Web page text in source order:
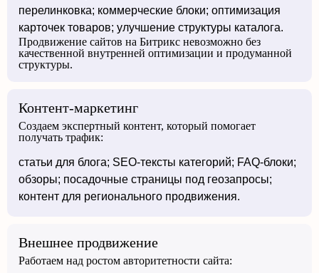
перелинковка; коммерческие блоки; оптимизация
карточек товаров; улучшение структуры каталога.
Продвижение сайтов на Битрикс невозможно без
качественной внутренней оптимизации и продуманной
структуры.
Контент-маркетинг
Создаем экспертный контент, который помогает
получать трафик:
статьи для блога; SEO-тексты категорий; FAQ-блоки;
обзоры; посадочные страницы под геозапросы;
контент для регионального продвижения.
Внешнее продвижение
Работаем над ростом авторитетности сайта: